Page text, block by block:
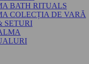
BATH RITUALS
COLECȚIA DE VARĂ
SETURI